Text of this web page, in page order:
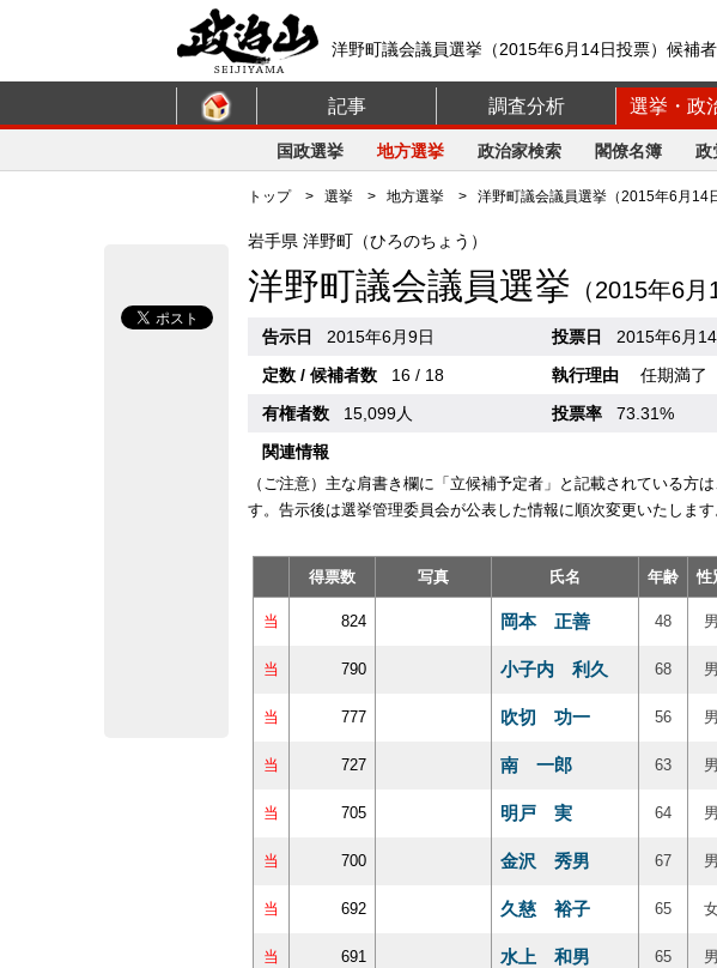
洋野町議会議員選挙（2015年6月14日投票）候補
記事 調査分析 選挙・政
国政選挙 地方選挙 政治家検索 閣僚名簿 政
トップ> 選挙 > 地方選挙 > 洋野町議会議員選挙（2015年6月14日
岩手県 洋野町（ひろのちょう）
洋野町議会議員選挙 （2015年6月
告示日 2015年6月9日 投票日
2015年6月
定数 / 候補者数
16 / 18 執行理由
任期満了
有権者数
15,099人 投票率 73.31%
関連情報
（ご注意）主な肩書き欄に「立候補予定者」と記載されている方
す。告示後は選挙管理委員会が公表した情報に順次変更いたします
得票数
写真 氏名 年齢 性
当 824 岡本 正善 48 男
当 790 小子内 利久 68 男
当 777 吹切 功一 56 男
当 727 南 一郎 63 男
当 705 明戸 実 64 男
当 700 金沢 秀男 67 男
当 692 久慈 裕子 65
当 691 水上 和男 65 男